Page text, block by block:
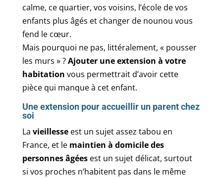
calme, ce quartier, vos voisins, l’école de vos
enfants plus âgés et changer de nounou vous
fend le cœur.
Mais pourquoi ne pas, littéralement, « pousser
les murs » ?Ajouter une extension à votre
habitation vous permettrait d’avoir cette
pièce qui manque à cet enfant.
Une extension pour accueillir un parent chez
soi
La vieillesseest un sujet assez tabou en
France, et le maintien à domicile des
personnes âgéesest un sujet délicat, surtout
si vos proches n’habitent pas dans le même